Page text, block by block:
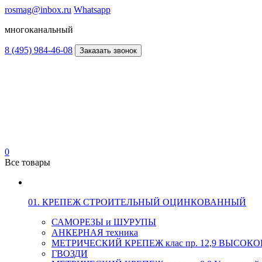
rosmag@inbox.ru Whatsapp
многоканальный
8 (495) 984-46-08 Заказать звонок
0
Все товары
01. КРЕПЕЖ СТРОИТЕЛЬНЫЙ ОЦИНКОВАННЫЙ
САМОРЕЗЫ и ШУРУПЫ
АНКЕРНАЯ техника
МЕТРИЧЕСКИЙ КРЕПЕЖ клас пр. 12,9
ГВОЗДИ